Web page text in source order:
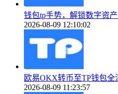
钱包tp手势，解锁数字资
2026-08-09 12:10:02
欧易OKX转币至TP钱包
2026-08-09 11:23:57